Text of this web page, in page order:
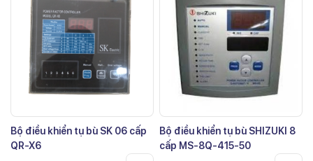
Bộ điều khiển tụ bù SK 06 cấp
QR-X6
Bộ điều khiển tụ bù SHIZUKI 8
cấp MS-8Q-415-50